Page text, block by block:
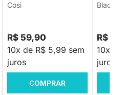
Cosi
R$ 59,90
10x de R$ 5,99 sem
juros
COMPRAR
Black
R$
10x de
juros